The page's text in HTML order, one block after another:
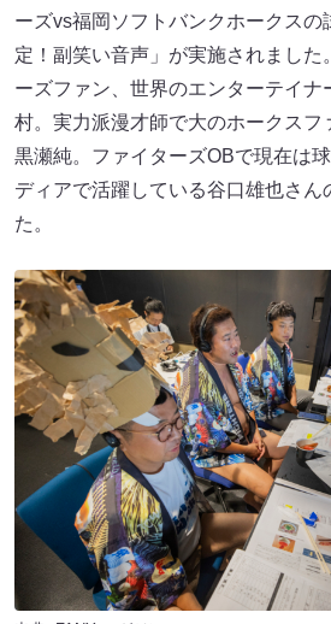
ーズvs福岡ソフトバンクホークスの
定！副笑い音声」が実施されました
ーズファン、世界のエンターテイナ
村。実力派漫才師で大のホークスフ
黒瀬純。ファイターズOBで現在は
ディアで活躍している谷口雄也さん
た。